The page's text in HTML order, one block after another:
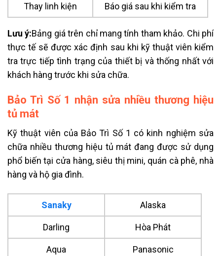
Thay linh kiện Báo giá sau khi kiểm tra
Lưu ý:Bảng giá trên chỉ mang tính tham khảo. Chi phí
thực tế sẽ được xác định sau khi kỹ thuật viên kiểm
tra trực tiếp tình trạng của thiết bị và thống nhất với
khách hàng trước khi sửa chữa.
Bảo Trì Số 1 nhận sửa nhiều thương hiệu
tủ mát
Kỹ thuật viên của Bảo Trì Số 1 có kinh nghiệm sửa
chữa nhiều thương hiệu tủ mát đang được sử dụng
phổ biến tại cửa hàng, siêu thị mini, quán cà phê, nhà
hàng và hộ gia đình.
Sanaky Alaska
Darling Hòa Phát
Aqua Panasonic